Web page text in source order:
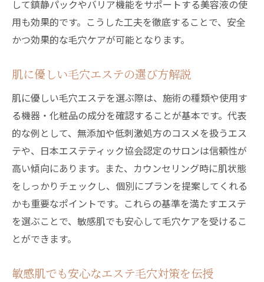
して鎮静パックやバリア機能をサポートする美容液の使
用も効果的です。こうした工夫を徹底することで、安全
かつ効果的な毛穴ケアが可能となります。
肌に優しい毛穴エステの選び方解説
肌に優しい毛穴エステを選ぶ際は、施術の種類や使用す
る機器・化粧品の成分を確認することが基本です。代表
的な例として、無添加や低刺激処方のコスメを扱うエス
テや、日本エステティック協会認定のサロンは信頼性が
高い傾向にあります。また、カウンセリング時に肌状態
をしっかりチェックし、個別にプランを提案してくれる
かも重要なポイントです。これらの基準を満たすエステ
を選ぶことで、敏感肌でも安心して毛穴ケアを受けるこ
とができます。
敏感肌でも安心なエステ毛穴対策を伝授